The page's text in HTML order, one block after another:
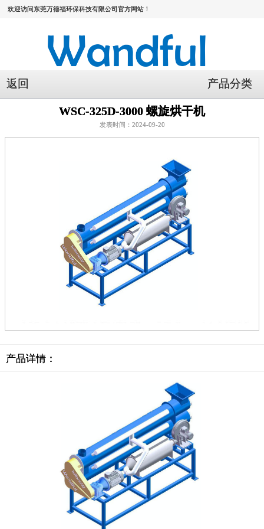
欢迎访问东莞万德福环保科技有限公司官方网站！
返回 产品分类
WSC-325D-3000 螺旋烘干机
发表时间：2024-09-20
产品详情：